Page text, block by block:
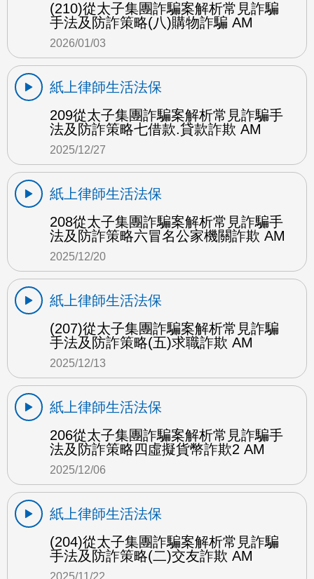
(210)從太子集團詐騙案解析常見詐騙
手法及防詐策略(八)購物詐騙 AM
2026/01/03
紙上律師生活法保
209從太子集團詐騙案解析常見詐騙手
法及防詐策略七借款.貸款詐欺 AM
2025/12/27
紙上律師生活法保
208從太子集團詐騙案解析常見詐騙手
法及防詐策略六冒名公家機關詐欺 AM
2025/12/20
紙上律師生活法保
(207)從太子集團詐騙案解析常見詐騙
手法及防詐策略(五)求職詐欺 AM
2025/12/13
紙上律師生活法保
206從太子集團詐騙案解析常見詐騙手
法及防詐策略四虛擬貨幣詐欺2 AM
2025/12/06
紙上律師生活法保
(204)從太子集團詐騙案解析常見詐騙
手法及防詐策略(二)交友詐欺 AM